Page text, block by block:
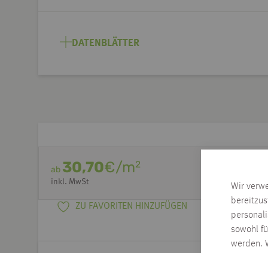
Wir
sowohl
werden.
DATENBLÄTTER
ab 30,70€/m2
inkl. MwSt
ZU FAVORITEN HINZUFÜGEN